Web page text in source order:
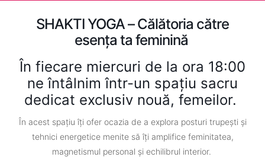
SHAKTI YOGA – Călătoria către
esența ta feminină ​
În fiecare miercuri de la ora 18:00
ne întâlnim într-un spațiu sacru
dedicat exclusiv nouă, femeilor.
În acest spațiu îți ofer ocazia de a explora posturi trupești și
tehnici energetice menite să îți amplifice feminitatea,
magnetismul personal și echilibrul interior.